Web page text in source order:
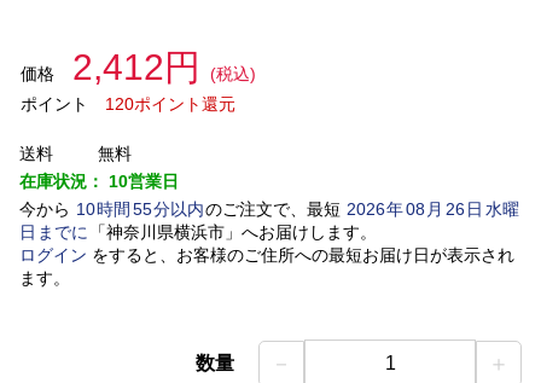
価格 2,412円
(税込)
ポイント
120ポイント還元
送料
無料
在庫状況： 10営業日
今から 10時間 55分以内のご注文で、最短 2026年08 月 26日水曜
日 までに 「神奈川県横浜市」 へお届けします。
ログイン をすると、お客様のご住所への最短お届け日が表示され
ます。
数量 － 1 ＋